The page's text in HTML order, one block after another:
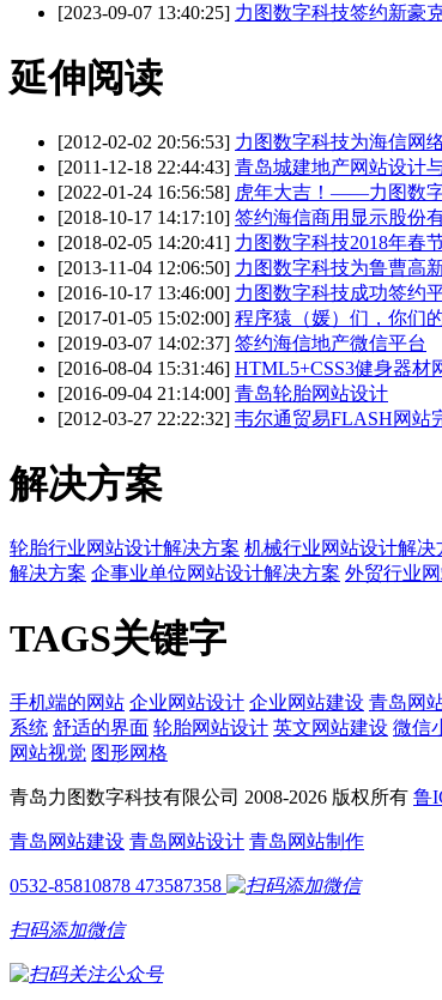
[2023-09-07 13:40:25] 力图数字科技签约新豪
延伸阅读
[2012-02-02 20:56:53] 力图数字科技为海信网
[2011-12-18 22:44:43] 青岛城建地产网站设计
[2022-01-24 16:56:58] 虎年大吉！——力图数
[2018-10-17 14:17:10] 签约海信商用显示股份
[2018-02-05 14:20:41] 力图数字科技2018年春
[2013-11-04 12:06:50] 力图数字科技为鲁曹高
[2016-10-17 13:46:00] 力图数字科技成功签约
[2017-01-05 15:02:00] 程序猿（媛）们，你们
[2019-03-07 14:02:37] 签约海信地产微信平台
[2016-08-04 15:31:46] HTML5+CSS3健身器材
[2016-09-04 21:14:00] 青岛轮胎网站设计
[2012-03-27 22:22:32] 韦尔通贸易FLASH网站
解决方案
轮胎行业网站设计解决方案 机械行业网站设计解决
解决方案 企事业单位网站设计解决方案 外贸行业
TAGS关键字
手机端的网站 企业网站设计 企业网站建设 青岛网
系统 舒适的界面 轮胎网站设计 英文网站建设 微信
网站视觉 图形网格
青岛力图数字科技有限公司 2008-2026 版权所有 鲁
青岛网站建设 青岛网站设计 青岛网站制作
0532-85810878 473587358
扫码添加微信